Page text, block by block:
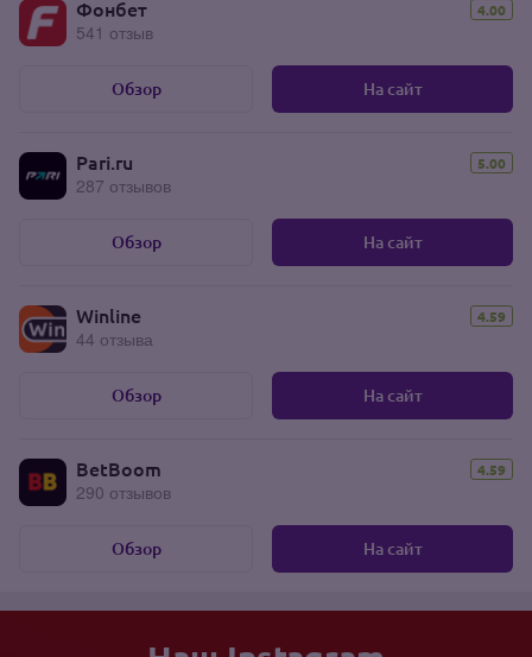
Фонбет
541 отзыв
4.00
Обзор На сайт
Pari.ru
287 отзывов
5.00
Обзор На сайт
Winline
44 отзыва
4.59
Обзор На сайт
BetBoom
290 отзывов
4.59
Обзор На сайт